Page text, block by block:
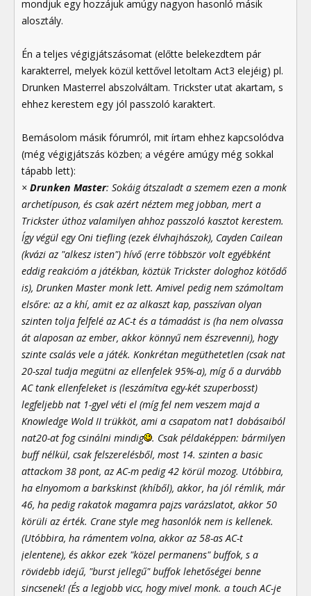
mondjuk egy hozzájuk amúgy nagyon hasonló másik
alosztály.
Én a teljes végigjátszásomat (előtte belekezdtem pár
karakterrel, melyek közül kettővel letoltam Act3 elejéig) pl.
Drunken Masterrel abszolváltam. Trickster utat akartam, s
ehhez kerestem egy jól passzoló karaktert.
Bemásolom másik fórumról, mit írtam ehhez kapcsolódva
(még végigjátszás közben; a végére amúgy még sokkal
tápabb lett):
× Drunken Master: Sokáig átszaladt a szemem ezen a monk
archetípuson, és csak azért néztem meg jobban, mert a
Trickster úthoz valamilyen ahhoz passzoló kasztot kerestem.
Így végül egy Oni tiefling (ezek élvhajhászok), Cayden Cailean
(kvázi az "alkesz isten") hívő (erre többször volt egyébként
eddig reakcióm a játékban, köztük Trickster dologhoz kötődő
is), Drunken Master monk lett. Amivel pedig nem számoltam
elsőre: az a khí, amit ez az alkaszt kap, passzívan olyan
szinten tolja felfelé az AC-t és a támadást is (ha nem olvassa
át alaposan az ember, akkor könnyű nem észrevenni), hogy
szinte csalás vele a játék. Konkrétan megüthetetlen (csak nat
20-szal tudja megütni az ellenfelek 95%-a), míg ő a durvább
AC tank ellenfeleket is (leszámítva egy-két szuperbosst)
legfeljebb nat 1-gyel véti el (míg fel nem veszem majd a
Knowledge Wold II trükköt, ami a csapatom nat1 dobásaiból
nat20-at fog csinálni mindig
. Csak példaképpen: bármilyen
buff nélkül, csak felszerelésből, most 14. szinten a basic
attackom 38 pont, az AC-m pedig 42 körül mozog. Utóbbira,
ha elnyomom a barkskinst (khíből), akkor, ha jól rémlik, már
46, ha pedig rakatok magamra pajzs varázslatot, akkor 50
körüli az érték. Crane style meg hasonlók nem is kellenek.
(Utóbbira, ha rámentem volna, akkor az 58-as AC-t
jelentene), és akkor ezek "közel permanens" buffok, s a
rövidebb idejű, "burst jellegű" buffok lehetőségei benne
sincsenek! (És a legjobb vicc, hogy mivel monk. a touch AC-je